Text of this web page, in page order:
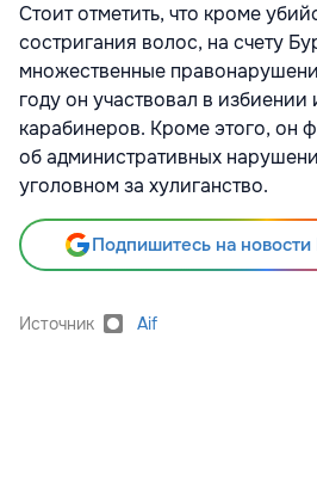
Стоит отметить, что кроме
состригания волос, на счету
множественные
году он участвовал в избиении
карабинеров. Кроме этого, он
об административных
уголовном за хулиганство.
Подпишитесь на
Источник Aif